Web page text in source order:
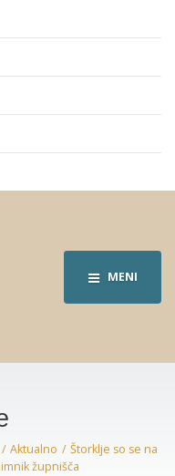
MENI
Aktualno
Štorklje so se na
župnišča